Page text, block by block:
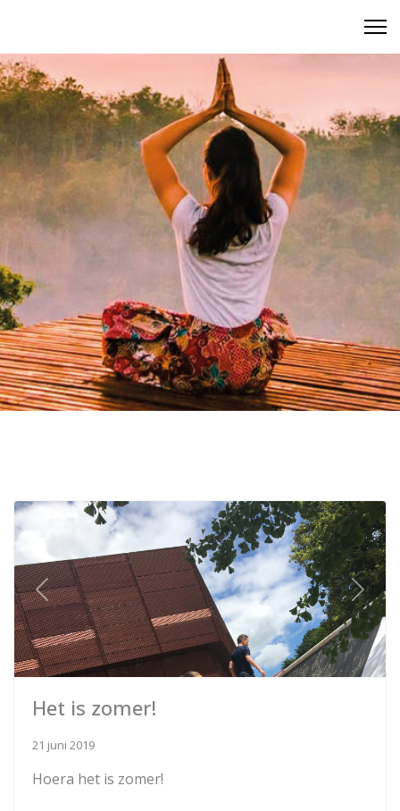
Previous Next
Het is zomer!
21 juni 2019
Hoera het is zomer!